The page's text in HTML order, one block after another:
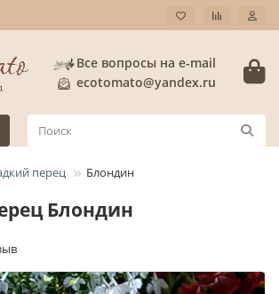
Все вопросы на e-mail
ecotomato@yandex.ru
перец Блондин
Блондин